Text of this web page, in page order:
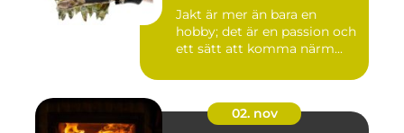
Jakt är mer än bara en
hobby; det är en passion och
ett sätt att komma närm...
02. nov